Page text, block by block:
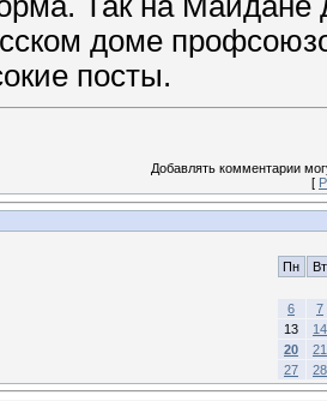
доме
посты.
Добавлять комментарии
[
Пн Вт
6
7
13
14
20
21
27
28